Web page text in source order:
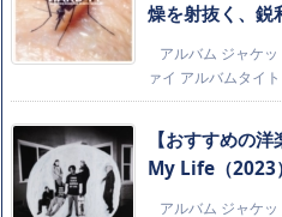
燥を射抜く、鋭
アルバム ジャケ
ァイ アルバムタイ
【おすすめの
My Life（2023
アルバム ジャケ